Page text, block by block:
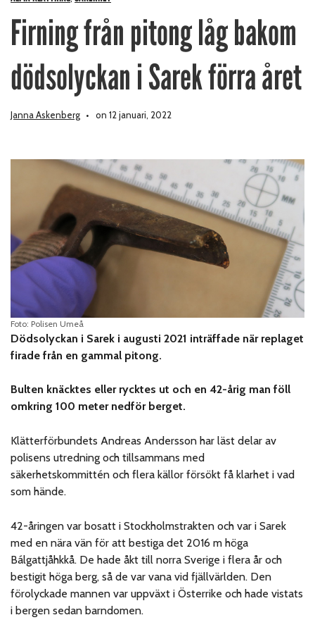
Firning från pitong låg bakom
dödsolyckan i Sarek förra året
Janna Askenberg on 12 januari, 2022
Foto: Polisen Umeå
Dödsolyckan i Sarek i augusti 2021 inträffade när replaget
firade från en gammal pitong.
Bulten knäcktes eller rycktes ut och en 42-årig man föll
omkring 100 meter nedför berget.
Klätterförbundets Andreas Andersson har läst delar av
polisens utredning och tillsammans med
säkerhetskommittén och flera källor försökt få klarhet i vad
som hände.
42-åringen var bosatt i Stockholmstrakten och var i Sarek
med en nära vän för att bestiga det 2016 m höga
Bálgattjåhkkå. De hade åkt till norra Sverige i flera år och
bestigit höga berg, så de var vana vid fjällvärlden. Den
förolyckade mannen var uppväxt i Österrike och hade vistats
i bergen sedan barndomen.